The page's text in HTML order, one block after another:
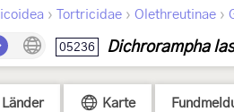
› Tortricidae › Olethreutinae ›
05236 Dichrorampha
Länder Karte